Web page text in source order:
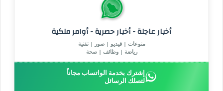
أخبار عاجلة - أخبار حصرية - أوامر ملكية
منوعات | فيديو | صور | تقنية
رياضة | وظائف | صحة
إشترك بخدمة الواتساب مجاناً
لتصلك الرسائل